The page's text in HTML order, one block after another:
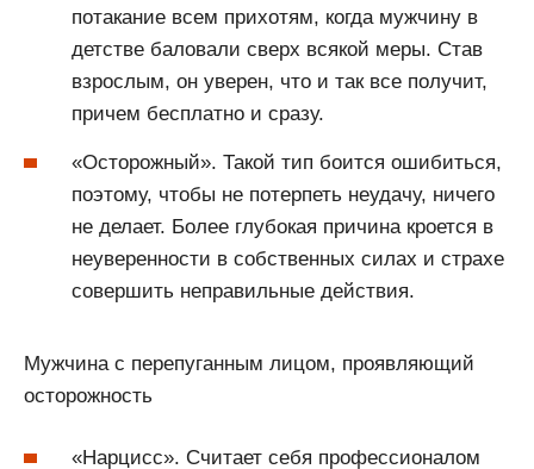
потакание всем прихотям, когда мужчину в
детстве баловали сверх всякой меры. Став
взрослым, он уверен, что и так все получит,
причем бесплатно и сразу.
«Осторожный». Такой тип боится ошибиться,
поэтому, чтобы не потерпеть неудачу, ничего
не делает. Более глубокая причина кроется в
неуверенности в собственных силах и страхе
совершить неправильные действия.
Мужчина с перепуганным лицом, проявляющий
осторожность
«Нарцисс». Считает себя профессионалом